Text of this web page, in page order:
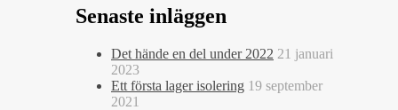
Senaste inläggen
Det hände en del under 2022 21 januari
2023
Ett första lager isolering 19 september
2021